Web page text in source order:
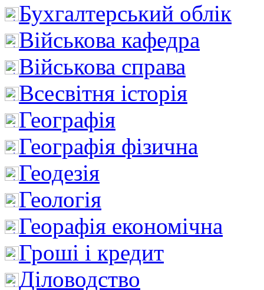
Бухгалтерський облік
Військова кафедра
Військова справа
Всесвітня історія
Географія
Географія фізична
Геодезія
Геологія
Георафія економічна
Гроші і кредит
Діловодство